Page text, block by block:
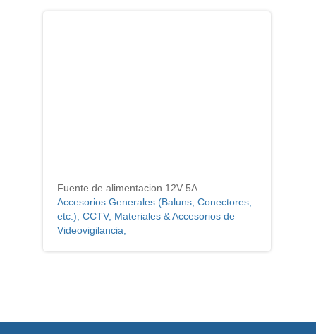
Fuente de alimentacion 12V 5A
Accesorios Generales (Baluns, Conectores,
etc.), CCTV, Materiales & Accesorios de
Videovigilancia,